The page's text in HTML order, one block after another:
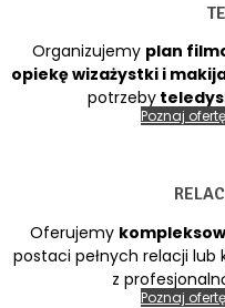
Organizujemy plan
opiekę wizażystki i
potrzeby
Poznaj ofertę
Oferujemy
postaci pełnych relacji
z
Poznaj ofertę